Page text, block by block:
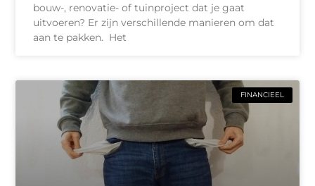
bouw-, renovatie- of tuinproject dat je gaat
uitvoeren? Er zijn verschillende manieren om dat
aan te pakken. Het
FINANCIEEL